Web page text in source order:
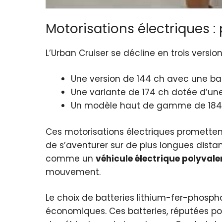
Motorisations électriques
L’Urban Cruiser se décline en trois
Une version de 144 ch avec une
Une variante de 174 ch dotée
Un modèle haut de gamme de
Ces motorisations électriques
de s’aventurer sur de plus longues
comme un véhicule électrique
mouvement.
Le choix de batteries lithium-fer-
économiques. Ces batteries, réputées